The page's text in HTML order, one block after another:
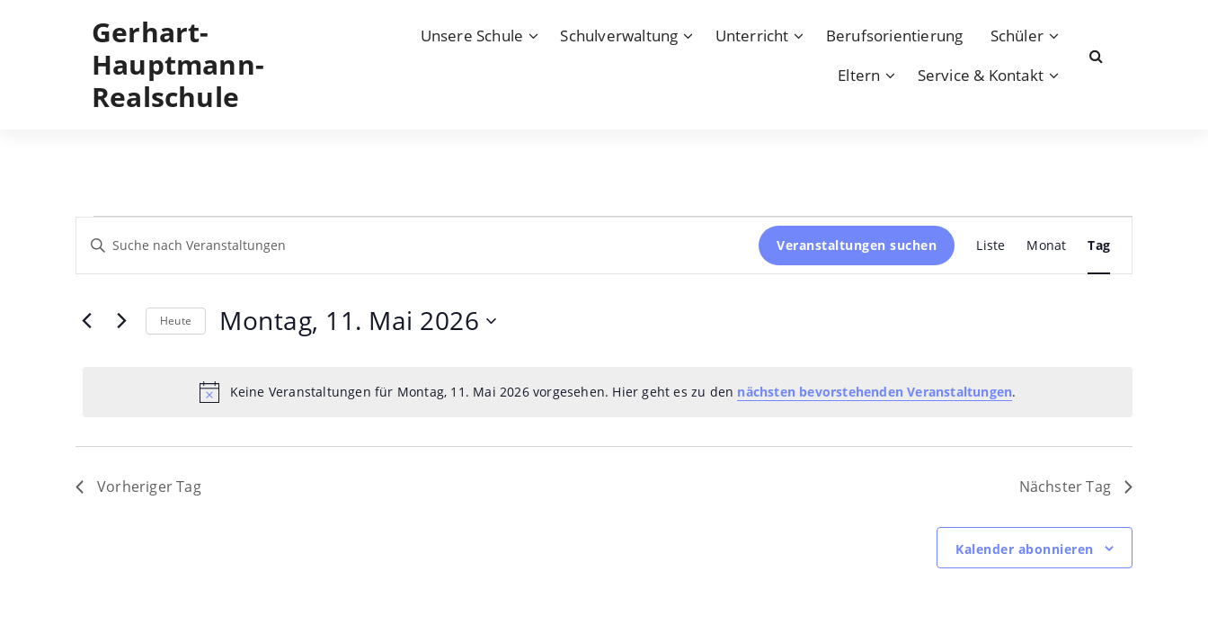
Gerhart-
Hauptmann-
Realschule
Unsere Schule Schulverwaltung Unterricht Berufsorientierung
Schüler
Eltern
Service & Kontakt
Veranstaltungen
für
Montag,
Hinweis
Keine Veranstaltungen für Montag, 11. Mai 2026 vorgesehen. Hier geht es zu den nächsten bevorstehenden Veranstaltungen.
Veranstaltungen
Such-
Ansichtennavigation
Geben
Sie
Das
nach
Veranstaltungen suchen
Veranstaltung
Ansichten-
Liste Monat Tag
Heute Montag, 11. Mai 2026
Vorheriger Tag Nächster Tag
Kalender abonnieren